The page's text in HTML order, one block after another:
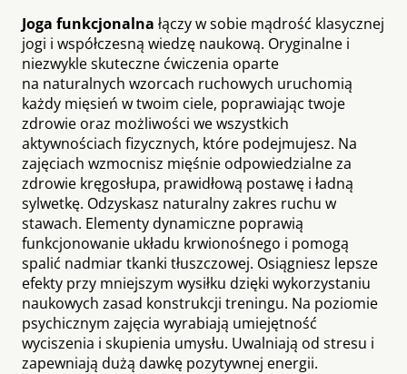
Joga funkcjonalna łączy w sobie mądrość klasycznej
jogi i współczesną wiedzę naukową. Oryginalne i
niezwykle skuteczne ćwiczenia oparte
na naturalnych wzorcach ruchowych uruchomią
każdy mięsień w twoim ciele, poprawiając twoje
zdrowie oraz możliwości we wszystkich
aktywnościach fizycznych, które podejmujesz. Na
zajęciach wzmocnisz mięśnie odpowiedzialne za
zdrowie kręgosłupa, prawidłową postawę i ładną
sylwetkę. Odzyskasz naturalny zakres ruchu w
stawach. Elementy dynamiczne poprawią
funkcjonowanie układu krwionośnego i pomogą
spalić nadmiar tkanki tłuszczowej. Osiągniesz lepsze
efekty przy mniejszym wysiłku dzięki wykorzystaniu
naukowych zasad konstrukcji treningu. Na poziomie
psychicznym zajęcia wyrabiają umiejętność
wyciszenia i skupienia umysłu. Uwalniają od stresu i
zapewniają dużą dawkę pozytywnej energii.